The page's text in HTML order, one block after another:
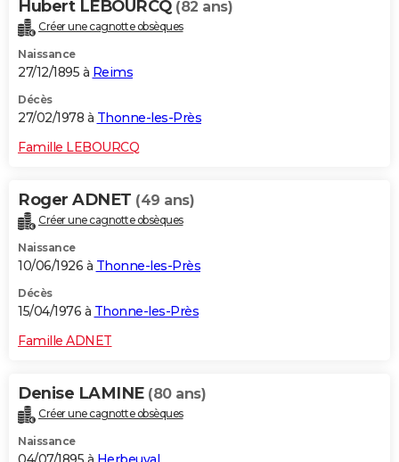
Hubert LEBOURCQ (82 ans)
Créer une cagnotte obsèques
Naissance
27/12/1895 à Reims
Décès
27/02/1978 à Thonne-les-Près
Famille LEBOURCQ
Roger ADNET (49 ans)
Créer une cagnotte obsèques
Naissance
10/06/1926 à Thonne-les-Près
Décès
15/04/1976 à Thonne-les-Près
Famille ADNET
Denise LAMINE (80 ans)
Créer une cagnotte obsèques
Naissance